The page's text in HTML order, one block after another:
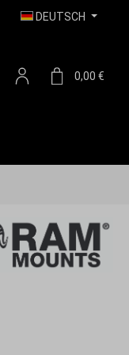
DEUTSCH
DU HAST 0 PRODUKTE
0,00 €